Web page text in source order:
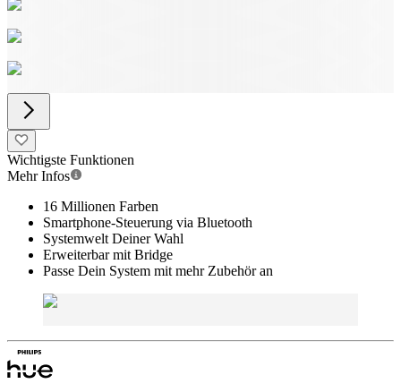
Wichtigste Funktionen
Mehr Infos
16 Millionen Farben
Smartphone-Steuerung via Bluetooth
Systemwelt Deiner Wahl
Erweiterbar mit Bridge
Passe Dein System mit mehr Zubehör an